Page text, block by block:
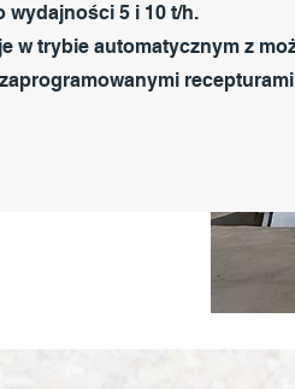
wydajności 5 i 10 t/h.
w trybie automatycznym z